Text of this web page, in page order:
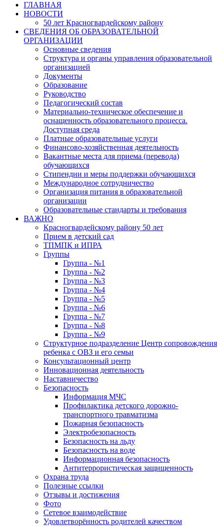
ГЛАВНАЯ
НОВОСТИ
50 лет Красногвардейскому району
СВЕДЕНИЯ ОБ ОБРАЗОВАТЕЛЬНОЙ
ОРГАНИЗАЦИИ
Основные сведения
Структура и органы управления образовательной
организацией
Документы
Образование
Руководство
Педагогический состав
Материально-техническое обеспечение и
оснащенность образовательного процесса.
Доступная среда
Платные образовательные услуги
Финансово-хозяйственная деятельность
Вакантные места для приема (перевода)
обучающихся
Стипендии и меры поддержки обучающихся
Международное сотрудничество
Организация питания в образовательной
организации
Образовательные стандарты и требования
ВАЖНО
Красногвардейскому району 50 лет
Прием в детский сад
ТПМПК и ИПРА
Группы
Группа - №1
Группа - №2
Группа - №3
Группа - №4
Группа - №5
Группа - №6
Группа - №7
Группа - №8
Группа - №9
Структурное подразделение Центр сопровождения
ребенка с ОВЗ и его семьи
Консультационный центр
Инновационная деятельность
Наставничество
Безопасность
Информация МЧС
Профилактика детского дорожно-
транспортного травматизма
Пожарная безопасность
Электробезопасность
Безопасность на льду
Безопасность на воде
Информационная безопасность
Антитеррористическая защищенность
Охрана труда
Полезные ссылки
Отзывы и достижения
Фото
Сетевое взаимодействие
Удовлетворённость родителей качеством